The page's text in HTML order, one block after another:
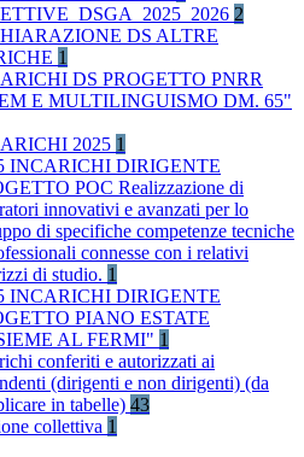
2
DS ALTRE
1
DS PROGETTO PNRR
E MULTILINGUISMO DM. 65"
2025 1
INCARICHI DIRIGENTE
POC Realizzazione di
innovativi e avanzati per lo
di specifiche competenze tecniche
connesse con i relativi
di studio. 1
INCARICHI DIRIGENTE
PIANO ESTATE
AL FERMI" 1
conferiti e autorizzati ai
(dirigenti e non dirigenti) (da
in tabelle) 43
collettiva 1